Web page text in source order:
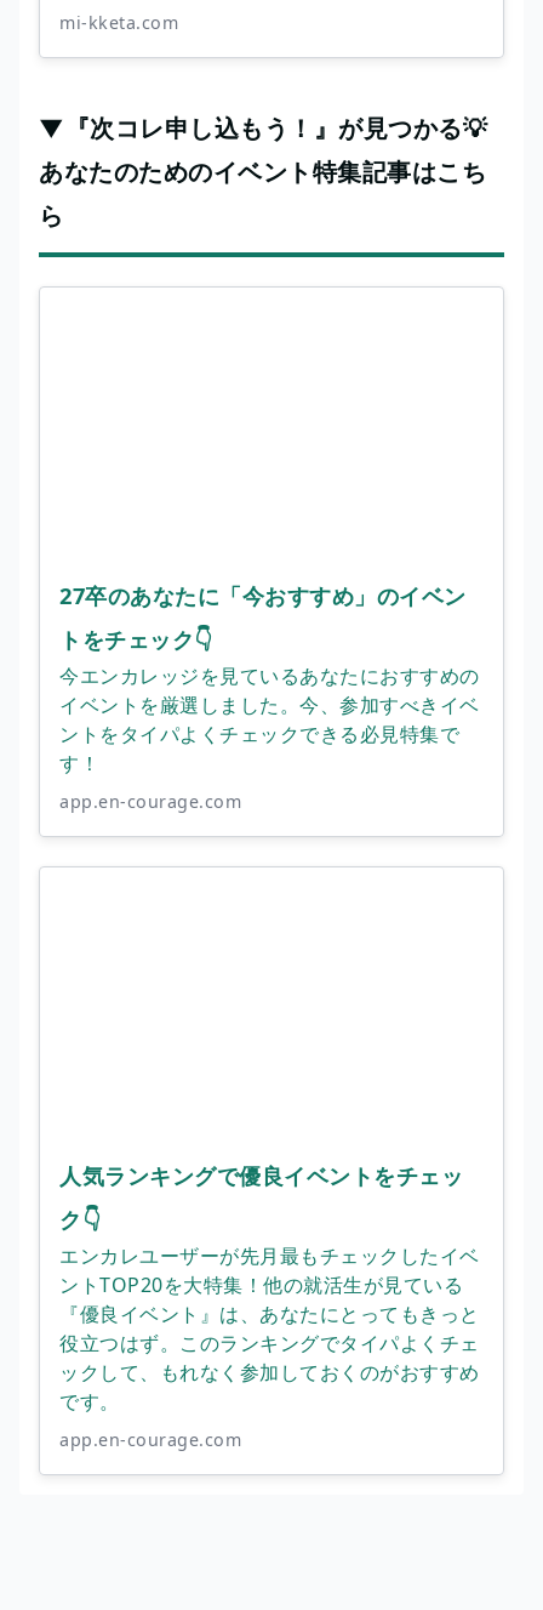
mi-kketa.com
▼『次コレ申し込もう！』が見つかる💡
あなたのためのイベント特集記事はこち
ら
27卒のあなたに「今おすすめ」のイベン
トをチェック👇
今エンカレッジを見ているあなたにおすすめの
イベントを厳選しました。今、参加すべきイベ
ントをタイパよくチェックできる必見特集で
す！
app.en-courage.com
人気ランキングで優良イベントをチェッ
ク👇
エンカレユーザーが先月最もチェックしたイベ
ントTOP20を大特集！他の就活生が見ている
『優良イベント』は、あなたにとってもきっと
役立つはず。このランキングでタイパよくチェ
ックして、もれなく参加しておくのがおすすめ
です。
app.en-courage.com